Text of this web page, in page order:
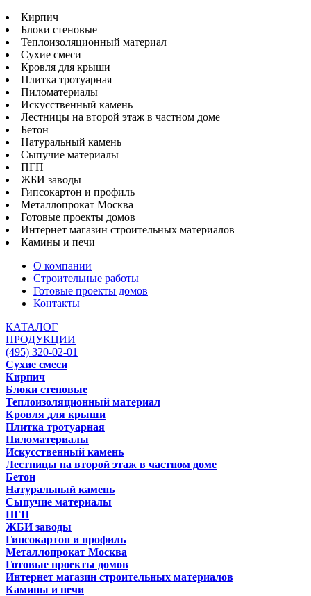
Кирпич
Блоки стеновые
Теплоизоляционный материал
Сухие смеси
Кровля для крыши
Плитка тротуарная
Пиломатериалы
Искусственный камень
Лестницы на второй этаж в частном доме
Бетон
Натуральный камень
Сыпучие материалы
ПГП
ЖБИ заводы
Гипсокартон и профиль
Металлопрокат Москва
Готовые проекты домов
Интернет магазин строительных материалов
Камины и печи
О компании
Строительные работы
Готовые проекты домов
Контакты
КАТАЛОГ
ПРОДУКЦИИ
(495) 320-02-01
Сухие смеси
Кирпич
Блоки стеновые
Теплоизоляционный материал
Кровля для крыши
Плитка тротуарная
Пиломатериалы
Искусственный камень
Лестницы на второй этаж в частном доме
Бетон
Натуральный камень
Сыпучие материалы
ПГП
ЖБИ заводы
Гипсокартон и профиль
Металлопрокат Москва
Готовые проекты домов
Интернет магазин строительных материалов
Камины и печи